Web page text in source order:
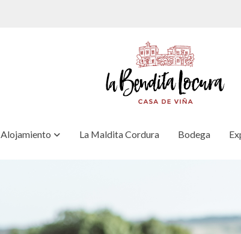
Alojamiento La Maldita Cordura Bodega